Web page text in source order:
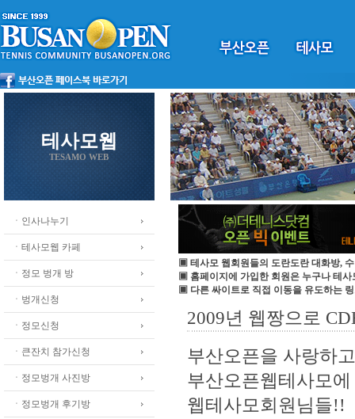
테사모웹
TESAMO WEB
ㆍ인사나누기
ㆍ테사모웹 카페
ㆍ정모 벙개 방
ㆍ벙개신청
ㆍ정모신청
ㆍ큰잔치 참가신청
ㆍ정모벙개 사진방
ㆍ정모벙개 후기방
▣ 테사모 웹회원들의 도란도란 대화방,
▣ 홈페이지에 가입한 회원은 누구나 테사
▣ 다른 싸이트로 직접 이동을 유도하는
2009년 웹짱으로
부산오픈을 사랑하고
부산오픈웹테사모
웹테사모회원님들!!